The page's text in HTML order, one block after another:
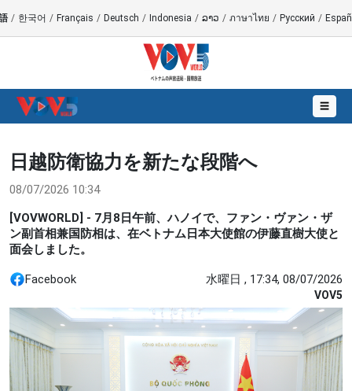
/ 한국어 / Français / Deutsch / Indonesia / ລາວ / ภาษาไทย / Русский /
☰
日越防衛協力を新たな段階へ
08/07/2026 10:34
[VOVWORLD] - 7月8日午前、ハノイで、ファン・ヴァン・ザ
ン副首相兼国防相は、在ベトナム日本大使館の伊藤直樹大使と
面会しました。
Facebook 水曜日 , 17:34, 08/07/2026
VOV5